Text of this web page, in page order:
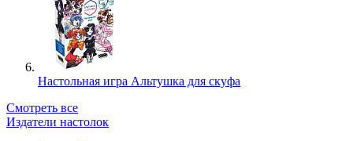
Настольная игра Альтушка для скуфа
Смотреть все
Издатели настолок